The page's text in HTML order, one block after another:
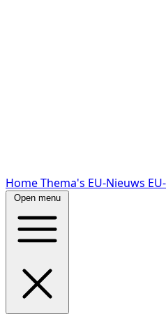
HomeThema's EU-Nieuws
Open menu